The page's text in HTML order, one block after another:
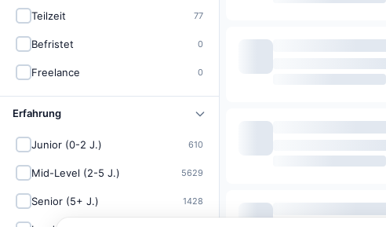
Teilzeit 77
Befristet 0
Freelance 0
Erfahrung
Junior (0-2 J.) 610
Mid-Level (2-5 J.) 5629
Senior (5+ J.) 1428